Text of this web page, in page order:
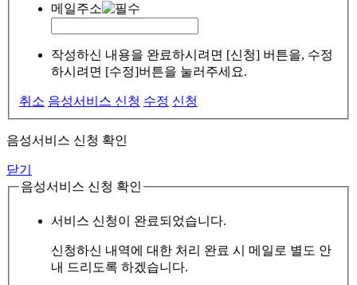
메일주소
작성하신 내용을 완료하시려면 [신청] 버튼을, 수정
하시려면 [수정]버튼을 눌러주세요.
취소 음성서비스 신청 수정 신청
음성서비스 신청 확인
닫기
음성서비스 신청 확인
서비스 신청이 완료되었습니다.
신청하신 내역에 대한 처리 완료 시 메일로 별도 안
내 드리도록 하겠습니다.